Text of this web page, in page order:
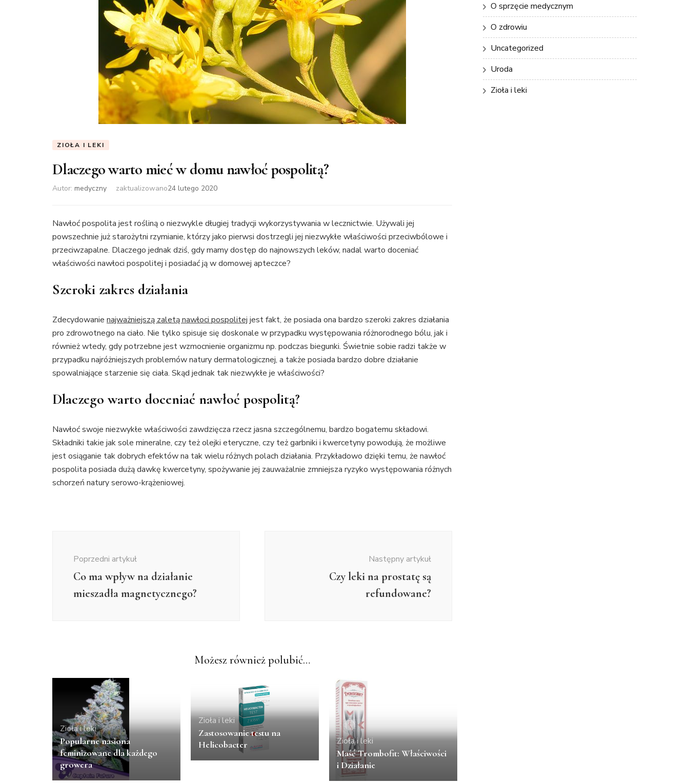
ZIOŁA I LEKI
Dlaczego warto mieć w domu nawłoć pospolitą?
Autor: medyczny zaktualizowano24 lutego 2020
Nawłoć pospolita jest rośliną o niezwykle długiej tradycji wykorzystywania w lecznictwie. Używali jej
powszechnie już starożytni rzymianie, którzy jako pierwsi dostrzegli jej niezwykłe właściwości przeciwbólowe i
przeciwzapalne. Dlaczego jednak dziś, gdy mamy dostęp do najnowszych leków, nadal warto doceniać
właściwości nawłoci pospolitej i posiadać ją w domowej apteczce?
Szeroki zakres działania
Zdecydowanie najważniejszą zaletą nawłoci pospolitej jest fakt, że posiada ona bardzo szeroki zakres działania
pro zdrowotnego na ciało. Nie tylko spisuje się doskonale w przypadku występowania różnorodnego bólu, jak i
również wtedy, gdy potrzebne jest wzmocnienie organizmu np. podczas biegunki. Świetnie sobie radzi także w
przypadku najróżniejszych problemów natury dermatologicznej, a także posiada bardzo dobre działanie
spowalniające starzenie się ciała. Skąd jednak tak niezwykłe je właściwości?
Dlaczego warto doceniać nawłoć pospolitą?
Nawłoć swoje niezwykłe właściwości zawdzięcza rzecz jasna szczególnemu, bardzo bogatemu składowi.
Składniki takie jak sole mineralne, czy też olejki eteryczne, czy też garbniki i kwercetyny powodują, że możliwe
jest osiąganie tak dobrych efektów na tak wielu różnych polach działania. Przykładowo dzięki temu, że nawłoć
pospolita posiada dużą dawkę kwercetyny, spożywanie jej zauważalnie zmniejsza ryzyko występowania różnych
schorzeń natury serowo-krążeniowej.
Poprzedni artykuł
Co ma wpływ na działanie
mieszadła magnetycznego?
Następny artykuł
Czy leki na prostatę są
refundowane?
Możesz również polubić…
Zioła i leki
Popularne nasiona
feminizowane dla każdego
growera
Zioła i leki
Zastosowanie testu na
Helicobacter
Zioła i leki
Maść Trombofit: Właściwości
i Działanie
O sprzęcie medycznym
O zdrowiu
Uncategorized
Uroda
Zioła i leki